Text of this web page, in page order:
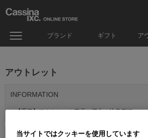
ブランド ギフト ア
アウトレット
INFORMATION
【重要】アウトレット商品ご購入の注意事項
当サイトではクッキーを使用しています